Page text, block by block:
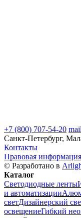
+7 (800) 707-54-20
Санкт-Петербург,
Контакты
Правовая информация
© Разработано в
Каталог
Светодиодные ленты
и автоматизации
светДизайнерский
освещениеГибкий